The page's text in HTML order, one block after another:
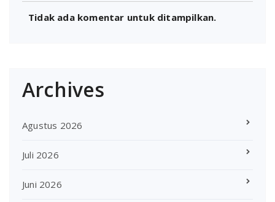
Tidak ada komentar untuk ditampilkan.
Archives
Agustus 2026
Juli 2026
Juni 2026